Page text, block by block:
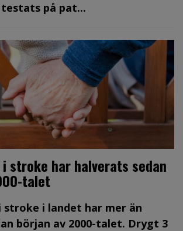
på pat...
stroke har halverats sedan
talet
stroke i landet har mer än
början av 2000-talet. Drygt 3